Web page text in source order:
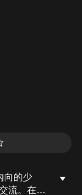
向的少
流。在育